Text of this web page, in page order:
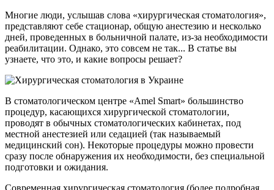
Многие люди, услышав слова «хирургическая стоматология»,
представляют себе стационар, общую анестезию и несколько
дней, проведенных в больничной палате, из-за необходимости
реабилитации. Однако, это совсем не так... В статье вы
узнаете, что это, и какие вопросы решает?
В стоматологическом центре «Amel Smart» большинство
процедур, касающихся хирургической стоматологии,
проводят в обычных стоматологических кабинетах, под
местной анестезией или седацией (так называемый
медицинский сон). Некоторые процедуры можно провести
сразу после обнаружения их необходимости, без специальной
подготовки и ожидания.